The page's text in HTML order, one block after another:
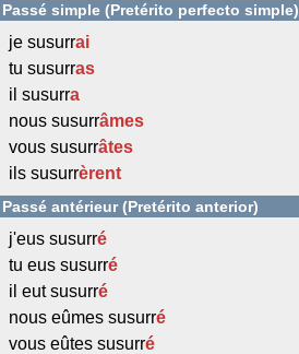
Passé simple (Pretérito perfecto simple)
je susurrai
tu susurras
il susurra
nous susurrâmes
vous susurrâtes
ils susurrèrent
Passé antérieur (Pretérito anterior)
j'eus susurré
tu eus susurré
il eut susurré
nous eûmes susurré
vous eûtes susurré